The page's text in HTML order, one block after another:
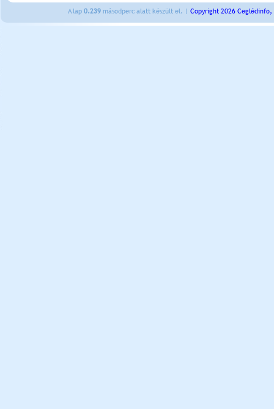
A lap 0.239 másodperc alatt készült el. | Copyright 2026